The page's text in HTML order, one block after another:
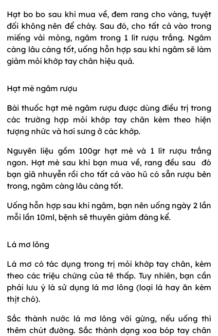
Hạt bo bo sau khi mua về, đem rang cho vàng, tuyệt
đối không nên để cháy. Sau đó, cho tất cả vào trong
miếng vải mỏng, ngâm trong 1 lít rượu trắng. Ngâm
càng lâu càng tốt, uống hỗn hợp sau khi ngâm sẽ làm
giảm mỏi khớp tay chân hiệu quả.
Hạt mè ngâm rượu
Bài thuốc hạt mè ngâm rượu được dùng điều trị trong
các trường hợp mỏi khớp tay chân kèm theo hiện
tượng nhức và hơi sưng ở các khớp.
Nguyên liệu gồm 100gr hạt mè và 1 lít rượu trắng
ngon. Hạt mè sau khi bạn mua về, rang đều sau đó
bạn giã nhuyễn rồi cho tất cả vào hũ có sẵn rượu bên
trong, ngâm càng lâu càng tốt.
Uống hỗn hợp sau khi ngâm, bạn nên uống ngày 2 lần
mỗi lần 10ml, bệnh sẽ thuyên giảm đáng kể.
Lá mơ lông
Lá mơ có tác dụng trong trị mỏi khớp tay chân, kèm
theo các triệu chứng của tê thấp. Tuy nhiên, bạn cần
phải lưu ý là sử dụng lá mơ lông (loại lá hay ăn kèm
thịt chó).
Sắc thành nước lá mơ lông với gừng, nếu uống thì
thêm chút đường. Sắc thành dạng xoa bóp tay chân